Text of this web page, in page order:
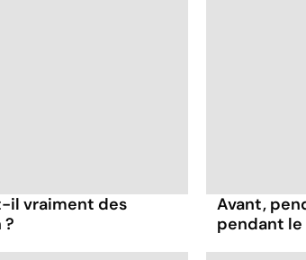
il vraiment des
?
Avant,
pendant le